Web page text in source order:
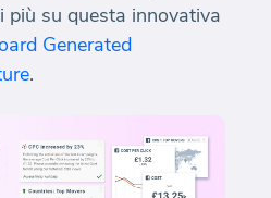
più su questa innovativa
Generated
.